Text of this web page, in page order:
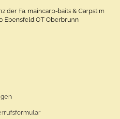
der Fa. maincarp-baits & Carpstim
Ebensfeld OT Oberbrunn